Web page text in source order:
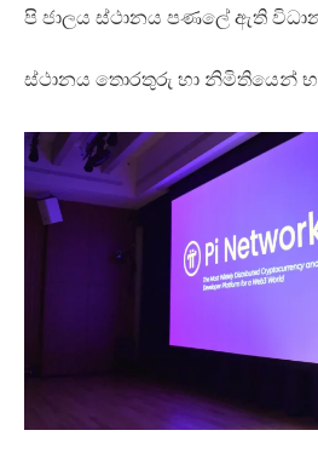
පි ජාලය ස්ථානය පණලේ ඇති
ස්ථානය තොරතුරු හා නිමිතියෙන්